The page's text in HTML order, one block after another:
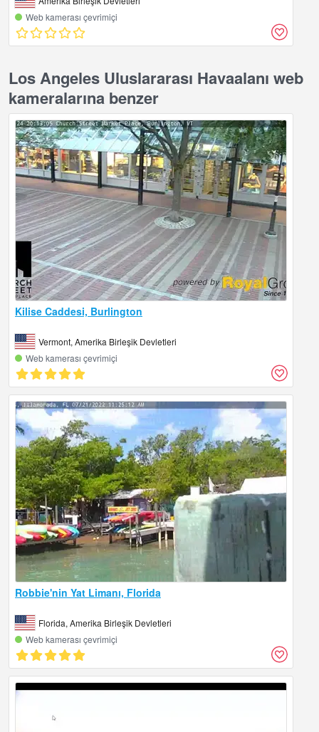
Web kamerası çevrimiçi
Los Angeles Uluslararası Havaalanı web
kameralarına benzer
Kilise Caddesi, Burlington
Vermont, Amerika Birleşik Devletleri
Web kamerası çevrimiçi
Robbie'nin Yat Limanı, Florida
Florida, Amerika Birleşik Devletleri
Web kamerası çevrimiçi